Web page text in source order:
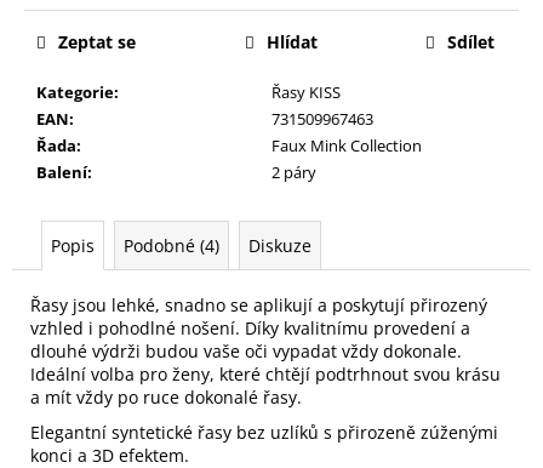
Kategorie:
Řasy KISS
EAN:
731509967463
Řada:
Faux Mink Collection
Balení: 2 páry
Zeptat se Hlídat Sdílet
Popis Podobné (4) Diskuze
Řasy jsou lehké, snadno se aplikují a poskytují přirozený
vzhled i pohodlné nošení. Díky kvalitnímu provedení a
dlouhé výdrži budou vaše oči vypadat vždy dokonale.
Ideální volba pro ženy, které chtějí podtrhnout svou krásu
a mít vždy po ruce dokonalé řasy.
Elegantní syntetické řasy bez uzlíků s přirozeně zúženými
konci a 3D efektem.
ŘASY
SAMOLEPÍCÍ
WISPY
V0035